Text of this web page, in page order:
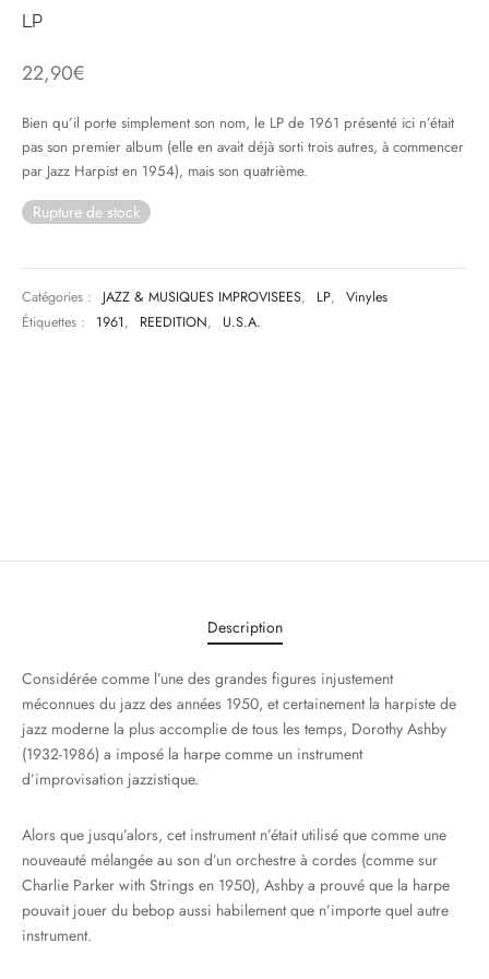
LP
22,90€
Bien qu’il porte simplement son nom, le LP de 1961 présenté ici n’était
pas son premier album (elle en avait déjà sorti trois autres, à commencer
par Jazz Harpist en 1954), mais son quatrième.
Rupture de stock
Catégories : JAZZ & MUSIQUES IMPROVISEES, LP,
Vinyles
Étiquettes :
1961, REEDITION, U.S.A.
Description
Considérée comme l’une des grandes figures injustement
méconnues du jazz des années 1950, et certainement la harpiste de
jazz moderne la plus accomplie de tous les temps, Dorothy Ashby
(1932-1986) a imposé la harpe comme un instrument
d’improvisation jazzistique.
Alors que jusqu’alors, cet instrument n’était utilisé que comme une
nouveauté mélangée au son d’un orchestre à cordes (comme sur
Charlie Parker with Strings en 1950), Ashby a prouvé que la harpe
pouvait jouer du bebop aussi habilement que n’importe quel autre
instrument.
MUSIQUES IMPROVISEES
DAY 2025